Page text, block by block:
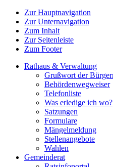
Zur Hauptnavigation
Zur Unternavigation
Zum Inhalt
Zur Seitenleiste
Zum Footer
Rathaus & Verwaltung
Grußwort der
Behördenwegweiser
Telefonliste
Was erledige ich wo?
Satzungen
Formulare
Mängelmeldung
Stellenangebote
Wahlen
Gemeinderat